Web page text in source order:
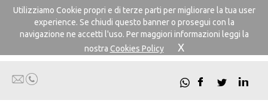
Utilizziamo Cookie propri e di terze parti per migliorare la tua user
experience. Se chiudi questo banner o prosegui con la
navigazione ne accetti l'uso. Per maggiori informazioni leggi la
nostra Cookies Policy X